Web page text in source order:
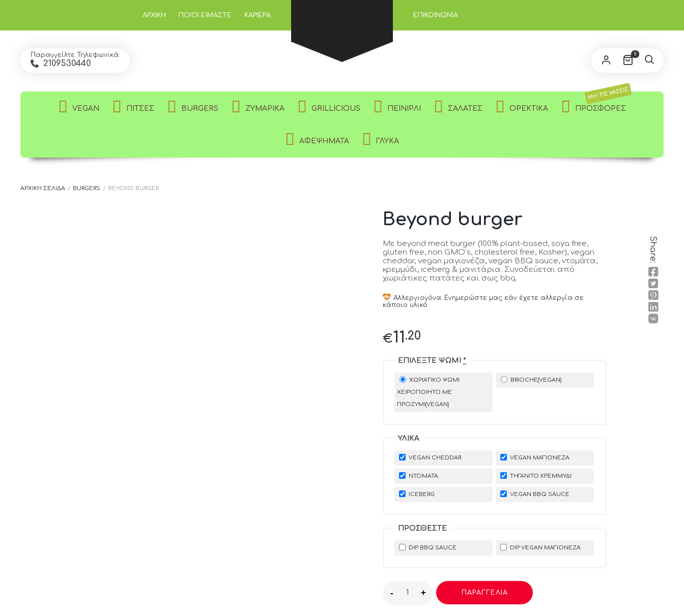
ΕΠΙΚΟΙΝΩΝΊΑ
ΑΡΧΙΚΉ ΠΟΙΟΊ ΕΊΜΑΣΤΕ ΚΑΡΙΈΡΑ
Παραγγείλτε Τηλεφωνικά:
2109530440
0
ΑΠΑΙΤΕΊΤΑΙ
ΝΑ ΜΕ ΘΥΜΆΣΑΙ ΣΎΝΔΕΣΗ
Χάσατε τον κωδικό σας;
VEGAN ΠΊΤΣΕΣ BURGERS ΖΥΜΑΡΙΚΆ GRILLICIOUS ΠΕΪΝΙΡΛΊ ΣΑΛΆΤΕΣ ΟΡΕΚΤΙΚΆ ΠΡΟΣΦΟΡΈΣ
ΜΗ ΤΙΣ ΧΑΣΕΙΣ
ΑΦΕΨΉΜΑΤΑ ΓΛΥΚΆ
ΑΡΧΙΚΉ ΣΕΛΊΔΑ / BURGERS / BEYOND BURGER
Share:
Beyond burger
Με beyond meat burger (100% plant-based, soya free,
gluten free, non GMO’s, cholesterol free, Kosher), vegan
cheddar, vegan μαγιονέζα, vegan BBQ sauce, ντομάτα,
κρεμμύδι, iceberg & μανιτάρια. Συνοδεύεται από
χωριάτικες πατάτες και σως bbq.
Αλλεργιογόνα: Ενημερώστε μας εάν έχετε αλλεργία σε
κάποιο υλικό
€11.20
ΕΠΙΛΈΞΤΕ ΨΩΜΊ *
ΧΩΡΙΆΤΙΚΟ ΨΩΜΊ
ΧΕΙΡΟΠΟΊΗΤΟ ΜΕ
ΠΡΟΖΎΜΙ(VEGAN)
BRIOCHE(VEGAN)
ΥΛΙΚΆ
VEGAN CHEDDAR VEGAN ΜΑΓΙΟΝΈΖΑ
NΤΟΜΆΤΑ ΤΗΓΑΝΙΤΌ KΡΕΜΜΎΔΙ
ΙCEBERG VEGAN BBQ SAUCE
ΠΡΟΣΘΈΣΤΕ
DIP BBQ SAUCE DIP VEGAN ΜΑΓΙΟΝΈΖΑ
ΠΑΡΑΓΓΕΛΙΑ